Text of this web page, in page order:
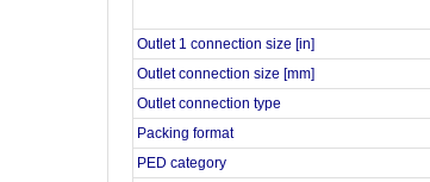
Outlet 1 connection size [in]
Outlet connection size [mm]
Outlet connection type
Packing format
PED category